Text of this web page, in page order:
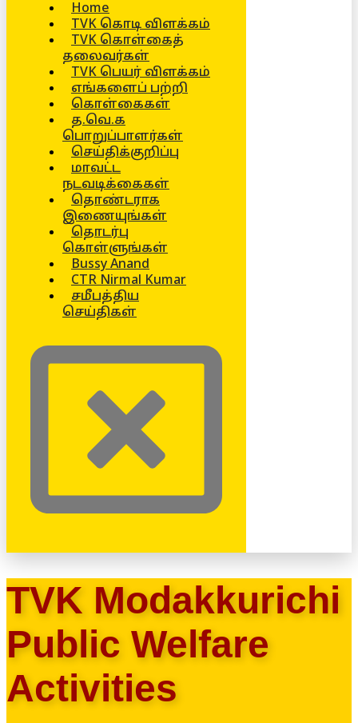
Home
TVK கொடி விளக்கம்
TVK கொள்கைத்
தலைவர்கள்
TVK பெயர் விளக்கம்
எங்களைப் பற்றி
கொள்கைகள்
த.வெ.க
பொறுப்பாளர்கள்
செய்திக்குறிப்பு
மாவட்ட
நடவடிக்கைகள்
தொண்டராக
இணையுங்கள்
தொடர்பு
கொள்ளுங்கள்
Bussy Anand
CTR Nirmal Kumar
சமீபத்திய
செய்திகள்
TVK Modakkurichi
Public Welfare
Activities